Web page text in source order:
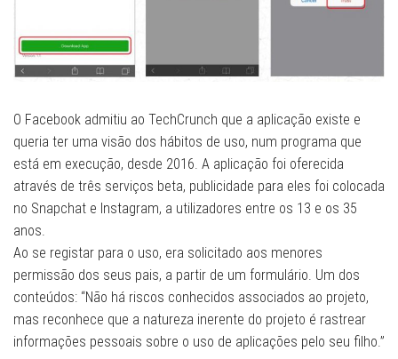
O Facebook admitiu ao TechCrunch que a aplicação existe e
queria ter uma visão dos hábitos de uso, num programa que
está em execução, desde 2016. A aplicação foi oferecida
através de três serviços beta, publicidade para eles foi colocada
no Snapchat e Instagram, a utilizadores entre os 13 e os 35
anos.
Ao se registar para o uso, era solicitado aos menores
permissão dos seus pais, a partir de um formulário. Um dos
conteúdos: “Não há riscos conhecidos associados ao projeto,
mas reconhece que a natureza inerente do projeto é rastrear
informações pessoais sobre o uso de aplicações pelo seu filho.”